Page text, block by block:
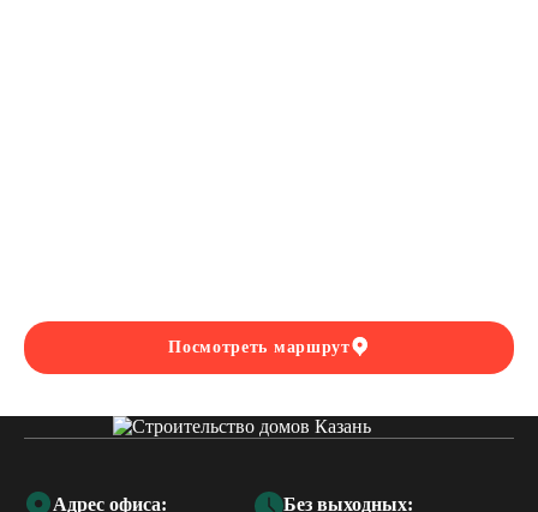
Посмотреть маршрут
Адрес офиса:
Без выходных: